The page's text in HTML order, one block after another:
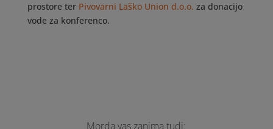
prostore ter Pivovarni Laško Union d.o.o. za donacijo
vode za konferenco.
Morda vas zanima tudi: